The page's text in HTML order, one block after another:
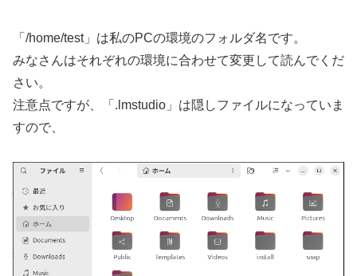
「/home/test」は私のPCの環境のフォルダ名です。
みなさんはそれぞれの環境に合わせて変更して読んでくだ
さい。
注意点ですが、「.lmstudio」は隠しファイルになっていま
すので、